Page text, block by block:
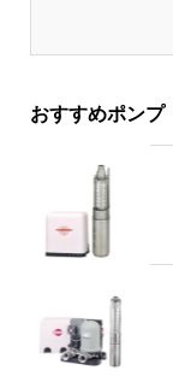
おすすめポンプ